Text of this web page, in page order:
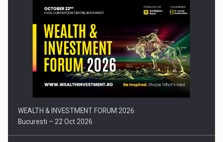
Comunicat de presa: Joburile part-time reincep sa intre pe…
WEALTH & INVESTMENT FORUM 2026
Bucuresti – 22 Oct 2026